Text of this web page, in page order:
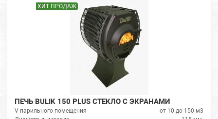
ХИТ ПРОДАЖ
ПЕЧЬ BULIK 150 PLUS СТЕКЛО С ЭКРАНАМИ
V парильного помещения
от 10 до 150 м3